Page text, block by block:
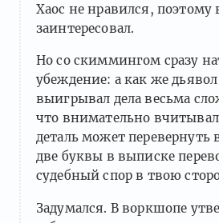
Хаос не нравился, поэтому
заинтересовал.
Но со скиммингом сразу
убеждение: а как же
выигрывал дела весьма
что внимательно
деталь может перевернуть
две буквы в выписке
судебный спор в твою
Задумался. В воркшопе